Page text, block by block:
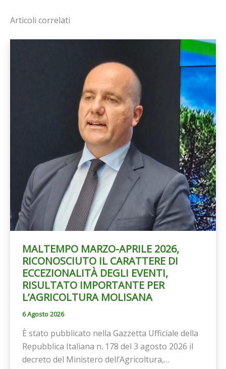
Articoli correlati
MALTEMPO MARZO-APRILE 2026,
RICONOSCIUTO IL CARATTERE DI
ECCEZIONALITÀ DEGLI EVENTI,
RISULTATO IMPORTANTE PER
L’AGRICOLTURA MOLISANA
6 Agosto 2026
È stato pubblicato nella Gazzetta Ufficiale della
Repubblica Italiana n. 178 del 3 agosto 2026 il
decreto del Ministero dell’Agricoltura,…